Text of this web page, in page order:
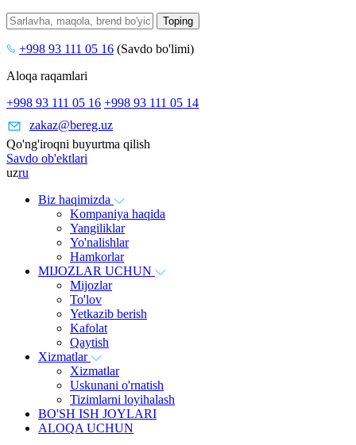
+998 93 111 05 16 (Savdo bo'limi)
Aloqa raqamlari
+998 93 111 05 16 +998 93 111 05 14
zakaz@bereg.uz
Qo'ng'iroqni buyurtma qilish
Savdo ob'ektlari
uzru
Biz haqimizda
Kompaniya haqida
Yangiliklar
Yo'nalishlar
Hamkorlar
MIJOZLAR UCHUN
Mijozlar
To'lov
Yetkazib berish
Kafolat
Qaytish
Xizmatlar
Xizmatlar
Uskunani o'rnatish
Tizimlarni loyihalash
BO'SH ISH JOYLARI
ALOQA UCHUN